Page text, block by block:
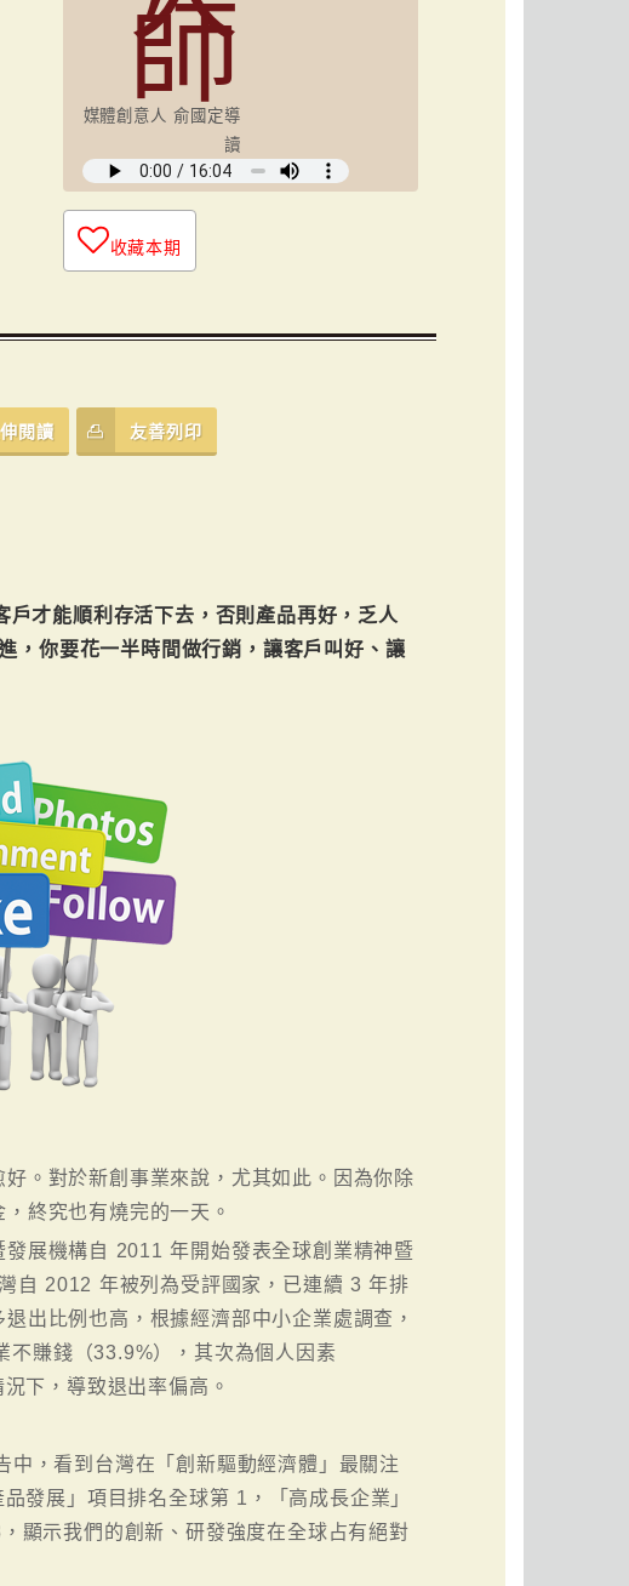
師
媒體創意人 俞國定導
讀
收藏本期
閱讀 友善列印
才能順利存活下去，否則產品再好，乏人
，你要花一半時間做行銷，讓客戶叫好、讓
。對於新創事業來說，尤其如此。因為你除
終究也有燒完的一天。
展機構自 2011 年開始發表全球創業精神暨
自 2012 年被列為受評國家，已連續 3 年排
出比例也高，根據經濟部中小企業處調查，
不賺錢（33.9%），其次為個人因素
下，導致退出率偏高。
，看到台灣在「創新驅動經濟體」最關注
發展」項目排名全球第 1，「高成長企業」
顯示我們的創新、研發強度在全球占有絕對